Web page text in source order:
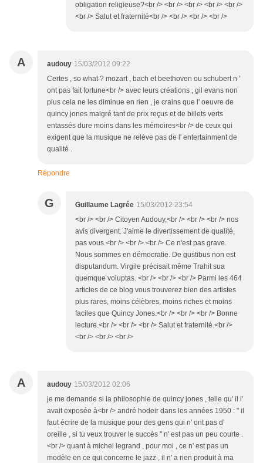
obligation religieuse?<br /> <br /> <br /> <br /> <br />
<br /> Salut et fraternité<br /> <br /> <br /> <br />
A audouy 15/03/2012 09:22
Certes , so what ? mozart , bach et beethoven ou schubert n '
ont pas fait fortune<br /> avec leurs créations , gil evans non
plus cela ne les diminue en rien , je crains que l' oeuvre de
quincy jones malgré tant de prix reçus et de billets verts
entassés dure moins dans les mémoires<br /> de ceux qui
exigent que la musique ne relève pas de l' entertainment de
qualité .
Répondre
G Guillaume Lagrée 15/03/2012 23:54
<br /> <br /> Citoyen Audouy,<br /> <br /> <br /> nos
avis divergent. J'aime le divertissement de qualité,
pas vous.<br /> <br /> <br /> Ce n'est pas grave.
Nous sommes en démocratie. De gustibus non est
disputandum. Virgile précisait même Trahit sua
quemque voluptas. <br /> <br /> <br /> Parmi les 464
articles de ce blog vous trouverez bien des artistes
plus rares, moins célèbres, moins riches et moins
faciles que Quincy Jones.<br /> <br /> <br /> Bonne
lecture.<br /> <br /> <br /> Salut et fraternité.<br />
<br /> <br /> <br />
A audouy 15/03/2012 02:06
je me demande si la philosophie de quincy jones , telle qu' il l'
avait exposée à<br /> andré hodeir dans les années 1950 : " il
faut écrire de la musique pour des gens qui n' ont pas d'
oreille , si tu veux trouver le succès " n' est pas un peu courte .
<br /> quant à michel legrand , pour moi , ce n' est pas un
modèle en ce qui concerne le jazz , il n' a rien produit à ma